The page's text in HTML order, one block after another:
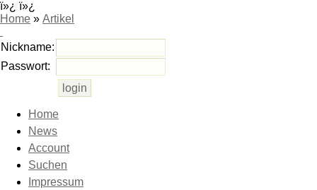
ï»¿ ï»¿
Home » Artikel
Nickname:
Passwort:
Home
News
Account
Suchen
Impressum